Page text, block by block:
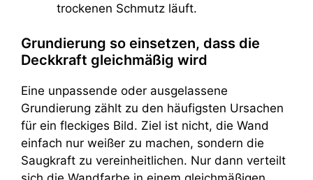
trockenen Schmutz läuft.
Grundierung so einsetzen, dass die
Deckkraft gleichmäßig wird
Eine unpassende oder ausgelassene
Grundierung zählt zu den häufigsten Ursachen
für ein fleckiges Bild. Ziel ist nicht, die Wand
einfach nur weißer zu machen, sondern die
Saugkraft zu vereinheitlichen. Nur dann verteilt